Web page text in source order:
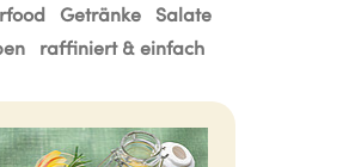
Getränke
Salate
raffiniert & einfach